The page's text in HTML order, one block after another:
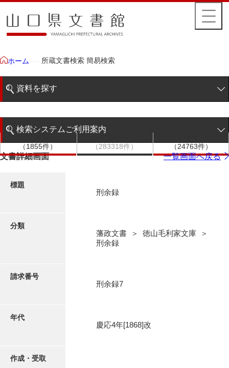
ホーム 所蔵文書検索 簡易検索
資料を探す
階層検索
写真・絵はがき
検索システムご利用案内
検索システムの利用について
（1855件）
（283318件）
（24763件）
文書詳細画面 一覧画面へ戻る
標題
刑余録
分類
藩政文書 ＞ 徳山毛利家文庫 ＞
刑余録
請求番号
刑余録7
年代
慶応4年[1868]改
作成・受取